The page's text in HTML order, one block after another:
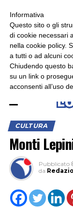
ASCOLTA RADIO LUNA
CULTURA
Monti
Pubblicato
da
×
Informativa
Questo sito o gli
di cookie necessari
nella cookie policy.
a tutti o ad alcuni
Chiudendo questo
su un link o
acconsenti all’uso